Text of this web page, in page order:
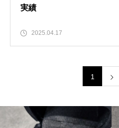
実績
2025.04.17
1